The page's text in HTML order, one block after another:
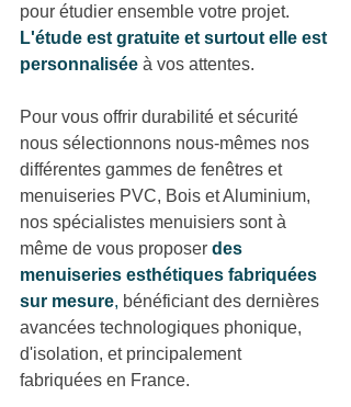
pour étudier ensemble votre projet.
L'étude est gratuite et surtout elle est
personnalisée à vos attentes.
Pour vous offrir durabilité et sécurité
nous sélectionnons nous-mêmes nos
différentes gammes de fenêtres et
menuiseries PVC, Bois et Aluminium,
nos spécialistes menuisiers sont à
même de vous proposer des
menuiseries esthétiques fabriquées
sur mesure, bénéficiant des dernières
avancées technologiques phonique,
d'isolation, et principalement
fabriquées en France.